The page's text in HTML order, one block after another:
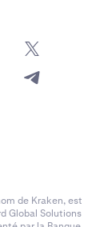
de Kraken, est
Global Solutions